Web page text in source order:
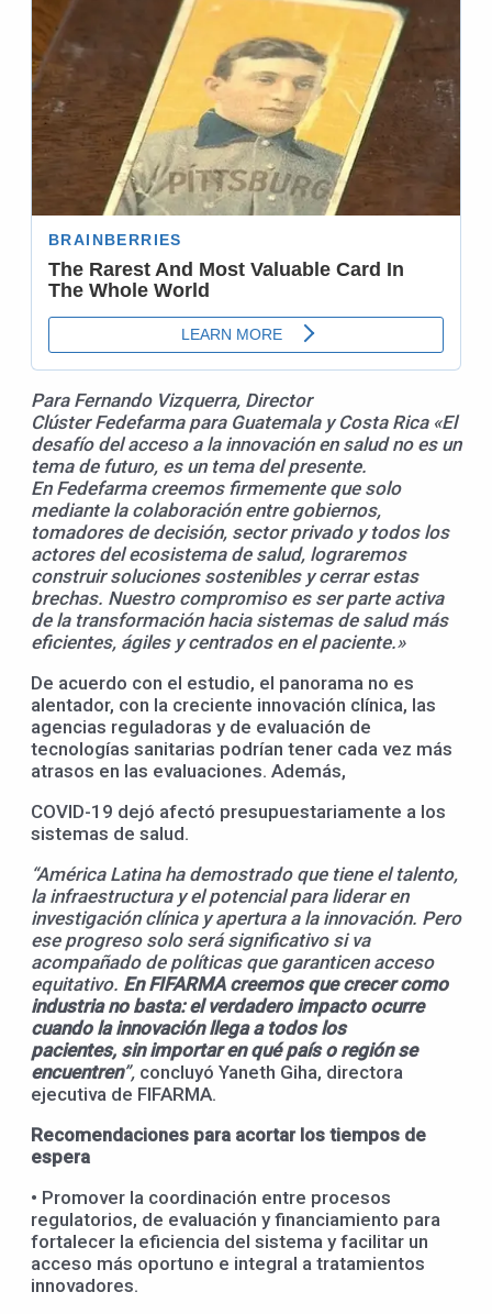
Para Fernando Vizquerra, Director
ClústerFedefarmapara Guatemala y Costa Rica «El
desafío del acceso a la innovación en salud no es un
tema de futuro, es un tema del presente.
En Fedefarmacreemos firmemente que solo
mediante la colaboración entre gobiernos,
tomadores de decisión, sector privado y todos los
actores del ecosistema de salud, lograremos
construir soluciones sostenibles y cerrar estas
brechas. Nuestro compromiso es ser parte activa
de la transformación hacia sistemas de salud más
eficientes, ágiles y centrados en el paciente.»
De acuerdo con el estudio, el panorama no es
alentador, con la creciente innovación clínica, las
agencias reguladoras y de evaluación de
tecnologías sanitarias podrían tener cada vez más
atrasos en las evaluaciones. Además,
COVID-19 dejó afectó presupuestariamente a los
sistemas de salud.
“América Latina ha demostrado que tiene el talento,
la infraestructura y el potencial para liderar en
investigación clínica y apertura a la innovación. Pero
ese progreso solo será significativo si va
acompañado de políticas que garanticen acceso
equitativo. En FIFARMA creemos que crecer como
industria no basta: el verdadero impacto ocurre
cuando la innovación llega a todos los
pacientes, sin importar en qué país o región se
encuentren”, concluyó Yaneth Giha, directora
ejecutiva de FIFARMA.
Recomendaciones para acortar los tiempos de
espera
• Promover la coordinación entre procesos
regulatorios, de evaluación y financiamiento para
fortalecer la eficiencia del sistema y facilitar un
acceso más oportuno e integral a tratamientos
innovadores.